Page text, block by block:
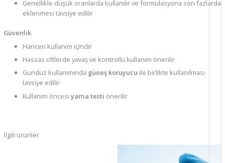
Genellikle düşük oranlarda kullanılır ve formülasyona son fazlarda
eklenmesi tavsiye edilir
Güvenlik
Haricen kullanım içindir
Hassas ciltlerde yavaş ve kontrollü kullanım önerilir
Gündüz kullanımında güneş koruyucu ile birlikte kullanılması
tavsiye edilir
Kullanım öncesiyama testi önerilir
İlgili ürünler